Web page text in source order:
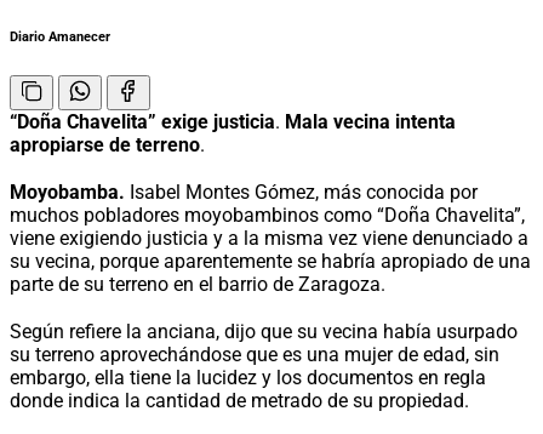
Diario Amanecer
“Doña Chavelita” exige justicia. Mala vecina intenta
apropiarse de terreno.
Moyobamba. Isabel Montes Gómez, más conocida por
muchos pobladores moyobambinos como “Doña Chavelita”,
viene exigiendo justicia y a la misma vez viene denunciado a
su vecina, porque aparentemente se habría apropiado de una
parte de su terreno en el barrio de Zaragoza.
Según refiere la anciana, dijo que su vecina había usurpado
su terreno aprovechándose que es una mujer de edad, sin
embargo, ella tiene la lucidez y los documentos en regla
donde indica la cantidad de metrado de su propiedad.